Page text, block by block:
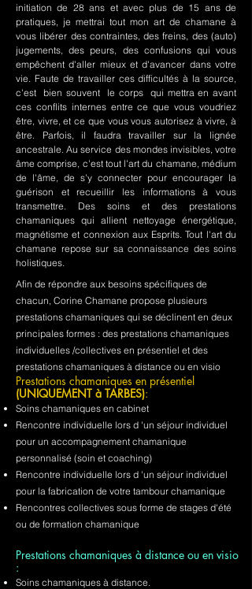
initiation de 28 ans et avec plus de 15 ans de
pratiques, je mettrai tout mon art de chamane à
vous libérer des contraintes, des freins, des (auto)
jugements, des peurs, des confusions qui vous
empêchent d'aller mieux et d'avancer dans votre
vie. Faute de travailler ces difficultés à la source,
c'est bien souvent le corps qui mettra en avant
ces conflits internes entre ce que vous voudriez
être, vivre, et ce que vous vous autorisez à vivre, à
être. Parfois, il faudra travailler sur la lignée
ancestrale. Au service des mondes invisibles, votre
âme comprise, c'est tout l'art du chamane, médium
de l'âme, de s'y connecter pour encourager la
guérison et recueillir les informations à vous
transmettre. Des soins et des prestations
chamaniques qui allient nettoyage énergétique,
magnétisme et connexion aux Esprits. Tout l'art du
chamane repose sur sa connaissance des soins
holistiques.
Afin de répondre aux besoins spécifiques de
chacun, Corine Chamane propose plusieurs
prestations chamaniques qui se déclinent en deux
principales formes : des prestations chamaniques
individuelles /collectives en présentiel et des
prestations chamaniques à distance ou en visio
Prestations chamaniques en présentiel
(UNIQUEMENT à TARBES):
Soins chamaniques en cabinet
Rencontre individuelle lors d 'un séjour individuel
pour un accompagnement chamanique
personnalisé (soin et coaching)
Rencontre individuelle lors d 'un séjour individuel
pour la fabrication de votre tambour chamanique
Rencontres collectives sous forme de stages d'été
ou de formation chamanique
Prestations chamaniques à distance ou en visio
:
Soins chamaniques à distance.